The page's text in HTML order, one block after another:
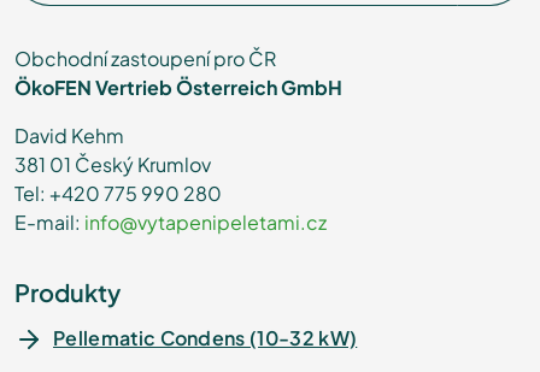
Obchodní zastoupení pro ČR
ÖkoFEN Vertrieb Österreich GmbH
David Kehm
381 01 Český Krumlov
Tel: +420 775 990 280
E-mail: info@vytapenipeletami.cz
Produkty
Pellematic Condens (10-32 kW)